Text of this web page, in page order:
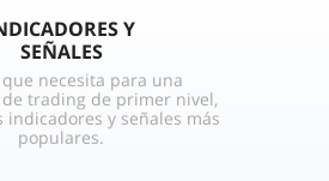
Y
SEÑALES
necesita para una
trading de primer nivel,
indicadores y señales más
populares.